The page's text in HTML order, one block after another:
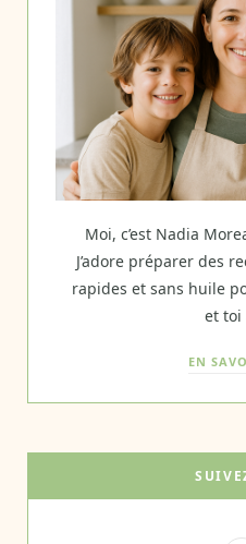
Moi, c’est Nadia
J’adore préparer des
rapides et sans huile
et toi
EN